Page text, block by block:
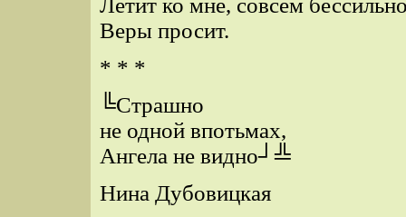
Летит ко мне, совсем
Веры просит.
* * *
╚Страшно
не одной впотьмах,
Ангела не видно┘╩
Нина Дубовицкая